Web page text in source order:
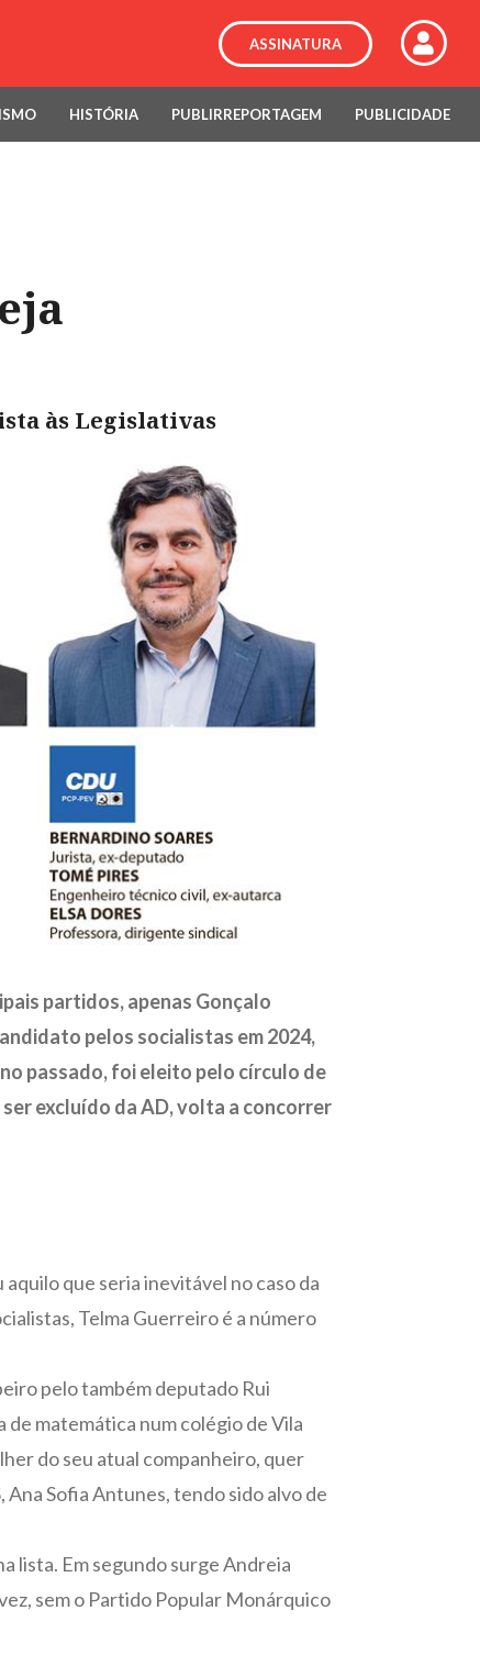
ASSINATURA
HISTÓRIA PUBLIRREPORTAGEM PUBLICIDADE
às Legislativas
partidos, apenas Gonçalo
pelos socialistas em 2024,
passado, foi eleito pelo círculo de
excluído da AD, volta a concorrer
que seria inevitável no caso da
Telma Guerreiro é a número
pelo também deputado Rui
matemática num colégio de Vila
do seu atual companheiro, quer
Sofia Antunes, tendo sido alvo de
lista. Em segundo surge Andreia
sem o Partido Popular Monárquico